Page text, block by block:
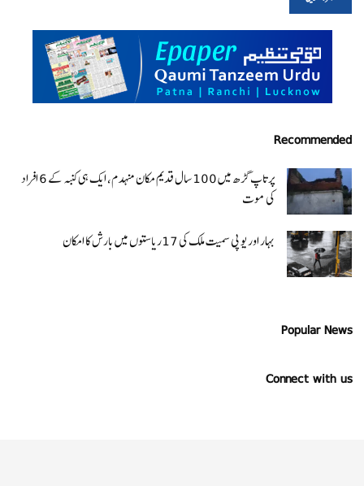
Recommended
پرتاپ گڑھ میں 100 سال قدیم مکان منہدم، ایک ہی کنبہ کے 6 افراد
کی موت
بہار اور یو پی سمیت ملک کی 17ریاستوں میں بارش کا امکان
Popular News
Connect with us